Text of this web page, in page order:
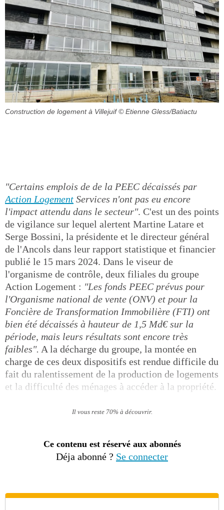
Construction de logement à Villejuif © Etienne Gless/Batiactu
"Certains emplois de de la PEEC décaissés par
Action Logement Services n'ont pas eu encore
l'impact attendu dans le secteur". C'est un des points
de vigilance sur lequel alertent Martine Latare et
Serge Bossini, la présidente et le directeur général
de l'Ancols dans leur rapport statistique et financier
publié le 15 mars 2024. Dans le viseur de
l'organisme de contrôle, deux filiales du groupe
Action Logement : "Les fonds PEEC prévus pour
l'Organisme national de vente (ONV) et pour la
Foncière de Transformation Immobilière (FTI) ont
bien été décaissés à hauteur de 1,5 Md€ sur la
période, mais leurs résultats sont encore très
faibles". A la décharge du groupe, la montée en
charge de ces deux dispositifs est rendue difficile du
fait du ralentissement de la production de logements
et la difficulté des ménages à accéder à la propriété.
Il vous reste 70% à découvrir.
Ce contenu est réservé aux abonnés
Déja abonné ? Se connecter